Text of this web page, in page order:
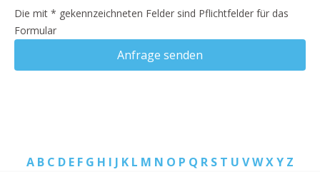
Die mit * gekennzeichneten Felder sind Pflichtfelder für das
Formular
Anfrage senden
A B C D E F G H I J K L M N O P Q R S T U VWXY Z